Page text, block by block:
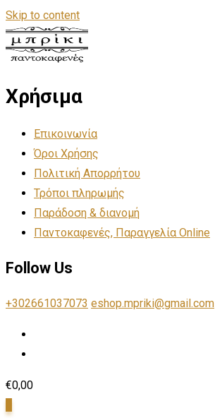
Skip to content
Χρήσιμα
Επικοινωνία
Όροι Χρήσης
Πολιτική Απορρήτου
Τρόποι πληρωμής
Παράδοση & διανομή
Παντοκαφενές, Παραγγελία Online
Follow Us
+302661037073 eshop.mpriki@gmail.com
€0,00